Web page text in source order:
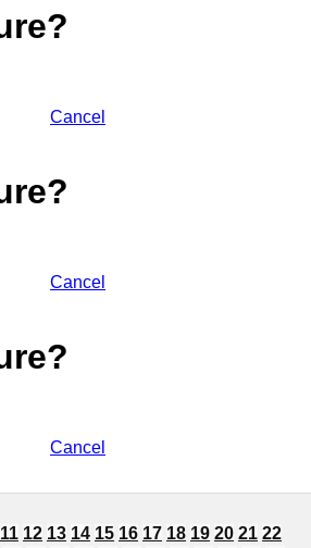
Cancel
Cancel
Cancel
11 12 13 14 15 16 17 18 19 20 21 22